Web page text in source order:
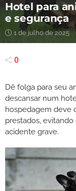
Hotel para
e segurança
1 de julho de 2025
0
Dê folga para seu
descansar num
hospedagem deve
prestados,
acidente grave.